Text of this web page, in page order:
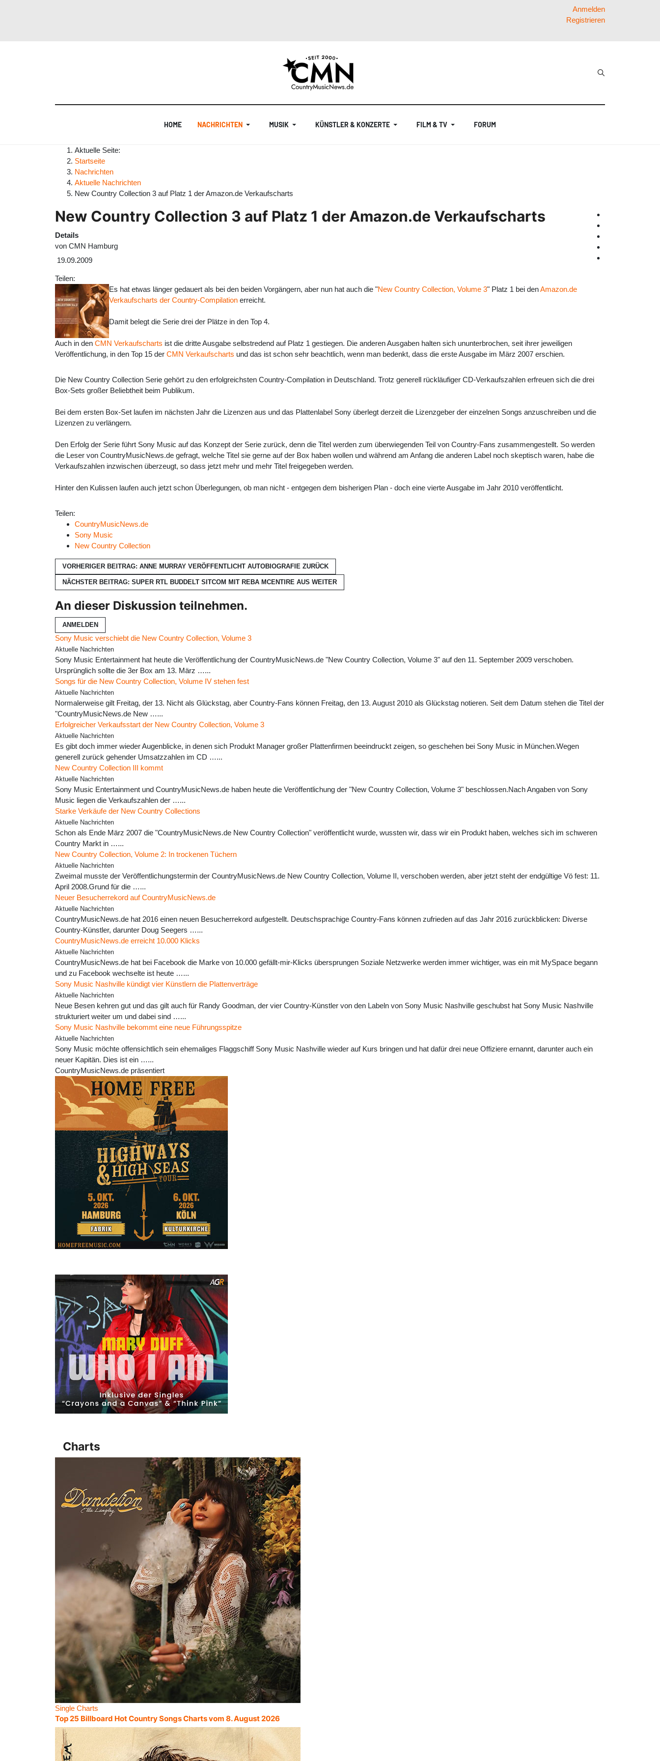
Anmelden
Registrieren
HOME NACHRICHTEN MUSIK KÜNSTLER & KONZERTE FILM & TV FORUM
Aktuelle Seite:
Startseite
Nachrichten
Aktuelle Nachrichten
New Country Collection 3 auf Platz 1 der Amazon.de Verkaufscharts
New Country Collection 3 auf Platz 1 der Amazon.de Verkaufscharts
Details
von CMN Hamburg
19.09.2009
Teilen:
Es hat etwas länger gedauert als bei den beiden Vorgängern, aber nun hat auch die "New Country Collection, Volume 3" Platz 1 bei denAmazon.de
Verkaufscharts der Country-Compilation erreicht.
Damit belegt die Serie drei der Plätze in den Top 4.
Auch in den CMN Verkaufscharts ist die dritte Ausgabe selbstredend auf Platz 1 gestiegen. Die anderen Ausgaben halten sich ununterbrochen, seit ihrer jeweiligen
Veröffentlichung, in den Top 15 der CMN Verkaufscharts und das ist schon sehr beachtlich, wenn man bedenkt, dass die erste Ausgabe im März 2007 erschien.
Die New Country Collection Serie gehört zu den erfolgreichsten Country-Compilation in Deutschland. Trotz generell rückläufiger CD-Verkaufszahlen erfreuen sich die drei
Box-Sets großer Beliebtheit beim Publikum.
Bei dem ersten Box-Set laufen im nächsten Jahr die Lizenzen aus und das Plattenlabel Sony überlegt derzeit die Lizenzgeber der einzelnen Songs anzuschreiben und die
Lizenzen zu verlängern.
Den Erfolg der Serie führt Sony Music auf das Konzept der Serie zurück, denn die Titel werden zum überwiegenden Teil von Country-Fans zusammengestellt. So werden
die Leser von CountryMusicNews.de gefragt, welche Titel sie gerne auf der Box haben wollen und während am Anfang die anderen Label noch skeptisch waren, habe die
Verkaufszahlen inzwischen überzeugt, so dass jetzt mehr und mehr Titel freigegeben werden.
Hinter den Kulissen laufen auch jetzt schon Überlegungen, ob man nicht - entgegen dem bisherigen Plan - doch eine vierte Ausgabe im Jahr 2010 veröffentlicht.
Teilen:
CountryMusicNews.de
Sony Music
New Country Collection
VORHERIGER BEITRAG: ANNE MURRAY VERÖFFENTLICHT AUTOBIOGRAFIE ZURÜCK
NÄCHSTER BEITRAG: SUPER RTL BUDDELT SITCOM MIT REBA MCENTIRE AUS WEITER
An dieser Diskussion teilnehmen.
ANMELDEN
Sony Music verschiebt die New Country Collection, Volume 3
Aktuelle Nachrichten
Sony Music Entertainment hat heute die Veröffentlichung der CountryMusicNews.de "New Country Collection, Volume 3" auf den 11. September 2009 verschoben.
Ursprünglich sollte die 3er Box am 13. März …...
Songs für die New Country Collection, Volume IV stehen fest
Aktuelle Nachrichten
Normalerweise gilt Freitag, der 13. Nicht als Glückstag, aber Country-Fans können Freitag, den 13. August 2010 als Glückstag notieren. Seit dem Datum stehen die Titel der
"CountryMusicNews.de New …...
Erfolgreicher Verkaufsstart der New Country Collection, Volume 3
Aktuelle Nachrichten
Es gibt doch immer wieder Augenblicke, in denen sich Produkt Manager großer Plattenfirmen beeindruckt zeigen, so geschehen bei Sony Music in München.Wegen
generell zurück gehender Umsatzzahlen im CD …...
New Country Collection III kommt
Aktuelle Nachrichten
Sony Music Entertainment und CountryMusicNews.de haben heute die Veröffentlichung der "New Country Collection, Volume 3" beschlossen.Nach Angaben von Sony
Music liegen die Verkaufszahlen der …...
Starke Verkäufe der New Country Collections
Aktuelle Nachrichten
Schon als Ende März 2007 die "CountryMusicNews.de New Country Collection" veröffentlicht wurde, wussten wir, dass wir ein Produkt haben, welches sich im schweren
Country Markt in …...
New Country Collection, Volume 2: In trockenen Tüchern
Aktuelle Nachrichten
Zweimal musste der Veröffentlichungstermin der CountryMusicNews.de New Country Collection, Volume II, verschoben werden, aber jetzt steht der endgültige Vö fest: 11.
April 2008.Grund für die …...
Neuer Besucherrekord auf CountryMusicNews.de
Aktuelle Nachrichten
CountryMusicNews.de hat 2016 einen neuen Besucherrekord aufgestellt. Deutschsprachige Country-Fans können zufrieden auf das Jahr 2016 zurückblicken: Diverse
Country-Künstler, darunter Doug Seegers …...
CountryMusicNews.de erreicht 10.000 Klicks
Aktuelle Nachrichten
CountryMusicNews.de hat bei Facebook die Marke von 10.000 gefällt-mir-Klicks übersprungen Soziale Netzwerke werden immer wichtiger, was ein mit MySpace begann
und zu Facebook wechselte ist heute …...
Sony Music Nashville kündigt vier Künstlern die Plattenverträge
Aktuelle Nachrichten
Neue Besen kehren gut und das gilt auch für Randy Goodman, der vier Country-Künstler von den Labeln von Sony Music Nashville geschubst hat Sony Music Nashville
strukturiert weiter um und dabei sind …...
Sony Music Nashville bekommt eine neue Führungsspitze
Aktuelle Nachrichten
Sony Music möchte offensichtlich sein ehemaliges Flaggschiff Sony Music Nashville wieder auf Kurs bringen und hat dafür drei neue Offiziere ernannt, darunter auch ein
neuer Kapitän. Dies ist ein …...
CountryMusicNews.de präsentiert
Charts
Single Charts
Top 25 Billboard Hot Country Songs Charts vom 8. August 2026